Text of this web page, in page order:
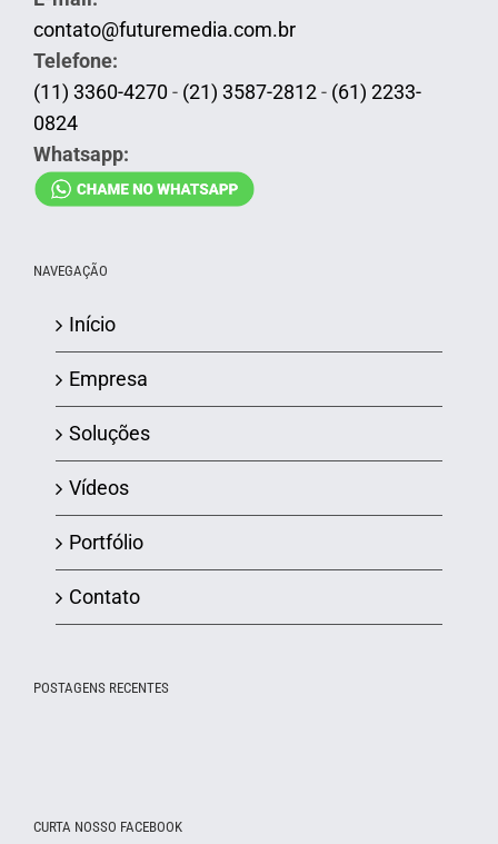
contato@futuremedia.com.br
Telefone:
(11) 3360-4270 - (21) 3587-2812- (61) 2233-
0824
Whatsapp:
NAVEGAÇÃO
Início
Empresa
Soluções
Vídeos
Portfólio
Contato
POSTAGENS RECENTES
CURTA NOSSO FACEBOOK